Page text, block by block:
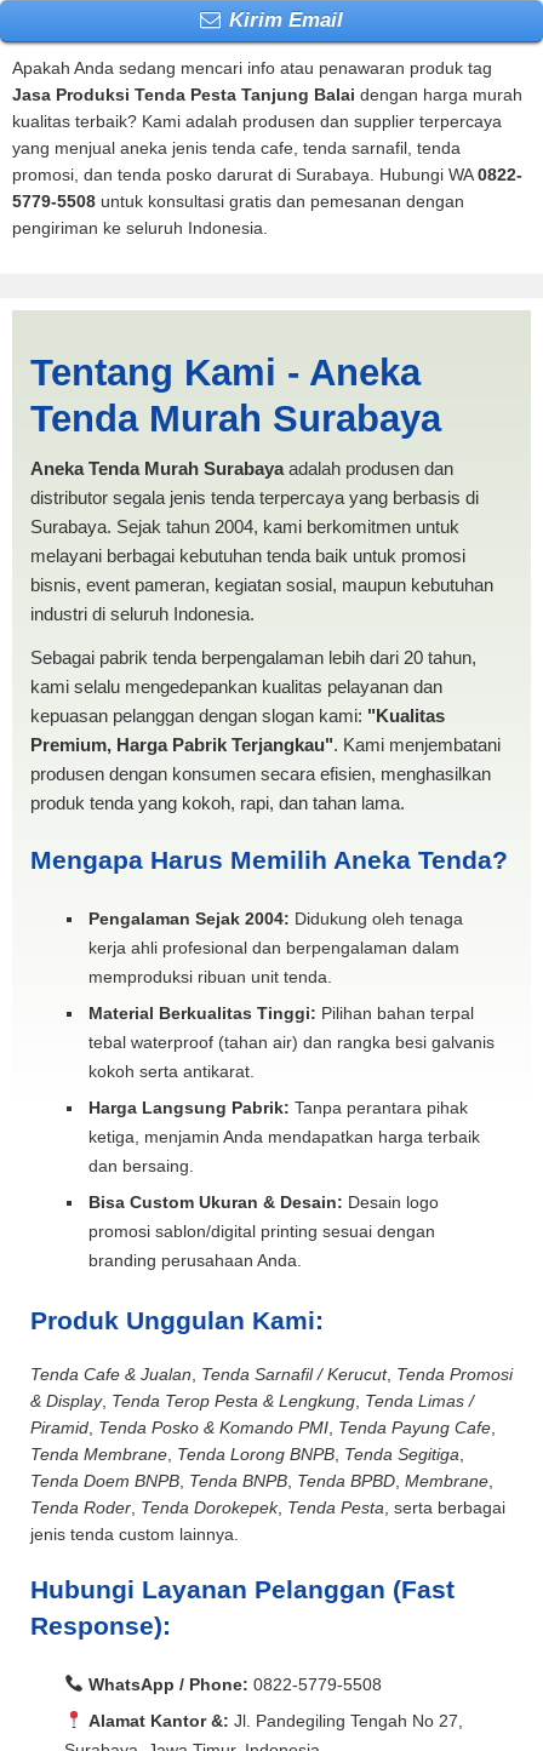
Kirim Email
Apakah Anda sedang mencari info atau penawaran produk tag
Jasa Produksi Tenda Pesta Tanjung Balai dengan harga murah
kualitas terbaik? Kami adalah produsen dan supplier terpercaya
yang menjual aneka jenis tenda cafe, tenda sarnafil, tenda
promosi, dan tenda posko darurat di Surabaya. Hubungi WA0822-
5779-5508 untuk konsultasi gratis dan pemesanan dengan
pengiriman ke seluruh Indonesia.
Tanjung Balai | PRODUKSI
ANEKA TENDA MURAH
Tentang Kami - Aneka
Tenda Murah Surabaya
Aneka Tenda Murah Surabayaadalah produsen dan
distributor segala jenis tenda terpercaya yang berbasis di
Surabaya. Sejak tahun 2004, kami berkomitmen untuk
melayani berbagai kebutuhan tenda baik untuk promosi
bisnis, event pameran, kegiatan sosial, maupun kebutuhan
industri di seluruh Indonesia.
Sebagai pabrik tenda berpengalaman lebih dari 20 tahun,
kami selalu mengedepankan kualitas pelayanan dan
kepuasan pelanggan dengan slogan kami: "Kualitas
Premium, Harga Pabrik Terjangkau". Kami menjembatani
produsen dengan konsumen secara efisien, menghasilkan
produk tenda yang kokoh, rapi, dan tahan lama.
Mengapa Harus Memilih Aneka Tenda?
Pengalaman Sejak 2004: Didukung oleh tenaga
kerja ahli profesional dan berpengalaman dalam
memproduksi ribuan unit tenda.
Material Berkualitas Tinggi: Pilihan bahan terpal
tebal waterproof (tahan air) dan rangka besi galvanis
kokoh serta antikarat.
Harga Langsung Pabrik: Tanpa perantara pihak
ketiga, menjamin Anda mendapatkan harga terbaik
dan bersaing.
Bisa Custom Ukuran & Desain: Desain logo
promosi sablon/digital printing sesuai dengan
branding perusahaan Anda.
Produk Unggulan Kami:
Tenda Cafe & Jualan Tenda Sarnafil / Kerucut, Tenda Promosi
& Display, Tenda Terop Pesta & Lengkung Tenda Limas /
Piramid Tenda Posko & Komando PMI Tenda Payung Cafe
Tenda Membrane Tenda Lorong BNPB Tenda Segitiga
Tenda Doem BNPB Tenda BNPB Tenda BPBD Membrane
Tenda Roder Tenda Dorokepek, Tenda Pesta , serta berbagai
jenis tenda custom lainnya.
Hubungi Layanan Pelanggan (Fast
Response):
WhatsApp / Phone: 0822-5779-5508
Alamat Kantor &: Jl. Pandegiling Tengah No 27,